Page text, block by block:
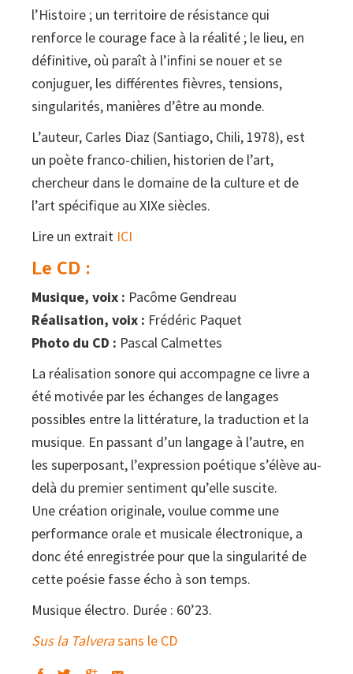
l’Histoire ; un territoire de résistance qui
renforce le courage face à la réalité ; le lieu, en
définitive, où paraît à l’infini se nouer et se
conjuguer, les différentes fièvres, tensions,
singularités, manières d’être au monde.
L’auteur, Carles Diaz (Santiago, Chili, 1978), est
un poète franco-chilien, historien de l’art,
chercheur dans le domaine de la culture et de
l’art spécifique au XIXe siècles.
Lire un extrait ICI
Le CD :
Musique, voix : Pacôme Gendreau
Réalisation, voix : Frédéric Paquet
Photo du CD : Pascal Calmettes
La réalisation sonore qui accompagne ce livre a
été motivée par les échanges de langages
possibles entre la littérature, la traduction et la
musique. En passant d’un langage à l’autre, en
les superposant, l’expression poétique s’élève au-
delà du premier sentiment qu’elle suscite.
Une création originale, voulue comme une
performance orale et musicale électronique, a
donc été enregistrée pour que la singularité de
cette poésie fasse écho à son temps.
Musique électro. Durée : 60’23.
Sus la Talverasans le CD